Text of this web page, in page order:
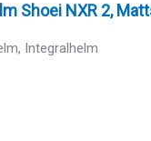
Shoei NXR 2,
Integralhelm